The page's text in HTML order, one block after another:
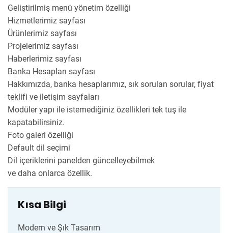
Geliştirilmiş menü yönetim özelliği
Hizmetlerimiz sayfası
Ürünlerimiz sayfası
Projelerimiz sayfası
Haberlerimiz sayfası
Banka Hesapları sayfası
Hakkımızda, banka hesaplarımız, sık sorulan sorular, fiyat
teklifi ve iletişim sayfaları
Modüler yapı ile istemediğiniz özellikleri tek tuş ile
kapatabilirsiniz.
Foto galeri özelliği
Default dil seçimi
Dil içeriklerini panelden güncelleyebilmek
ve daha onlarca özellik.
Kısa Bilgi
Modern ve Şık Tasarım